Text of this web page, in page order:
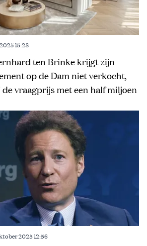
15:28
ten Brinke krijgt zijn
op de Dam niet verkocht,
vraagprijs met een half miljoen
2025 12:56